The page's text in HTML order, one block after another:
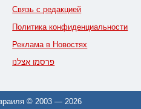
Связь с редакцией
Политика конфиденциальности
Реклама в Новостях
פרסמו אצלנו
© 2003 — 2026